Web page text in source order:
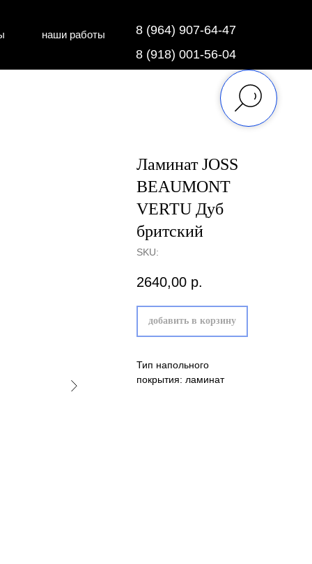
напольные покрытия8 (918) 001-56-04
наши работы 8 (964) 907-64-47
Ламинат JOSS
BEAUMONT
VERTU Дуб
бритский
SKU:
2640,00 р.
добавить в корзину
Тип напольного
покрытия: ламинат